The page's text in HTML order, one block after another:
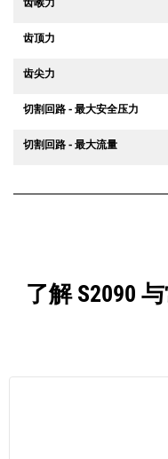
齿顶力
齿尖力
切割回路 - 最大安全压力
切割回路 - 最大流量
了解 S2090